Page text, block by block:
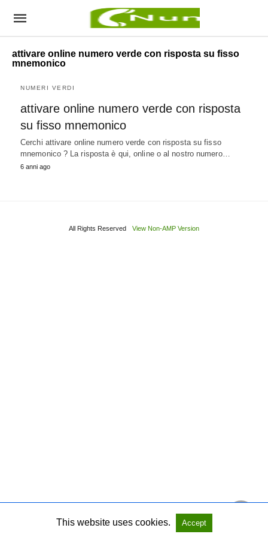
attivare online numero verde con risposta su fisso
mnemonico
NUMERI VERDI
attivare online numero verde con risposta
su fisso mnemonico
Cerchi attivare online numero verde con risposta su fisso
mnemonico ? La risposta è qui, online o al nostro numero…
6 anni ago
All Rights Reserved View Non-AMP Version
This website uses cookies. Accept